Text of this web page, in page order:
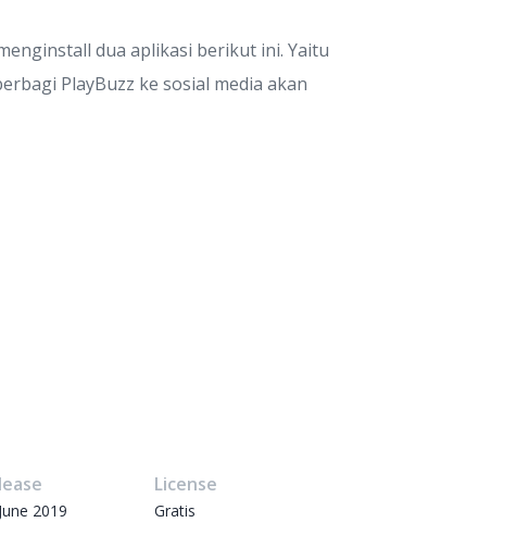
dua aplikasi berikut ini. Yaitu
PlayBuzz ke sosial media akan
2019
License
Gratis